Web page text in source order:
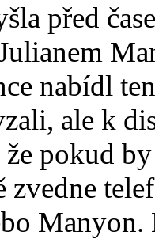
před
nabídl
ale k
pokud
zvedne